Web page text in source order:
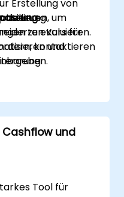
um
zu evaluieren.
und
Erstellung von
Kurs für
kontaktieren
Cashflow und
Tool für